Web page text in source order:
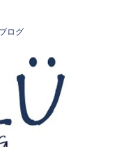
ログ